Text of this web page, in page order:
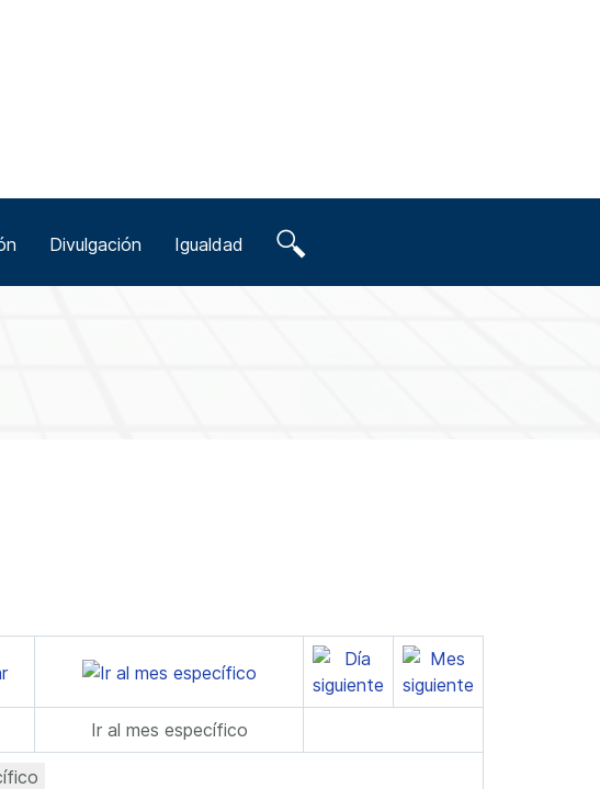
Divulgación Igualdad
Ir al mes específico